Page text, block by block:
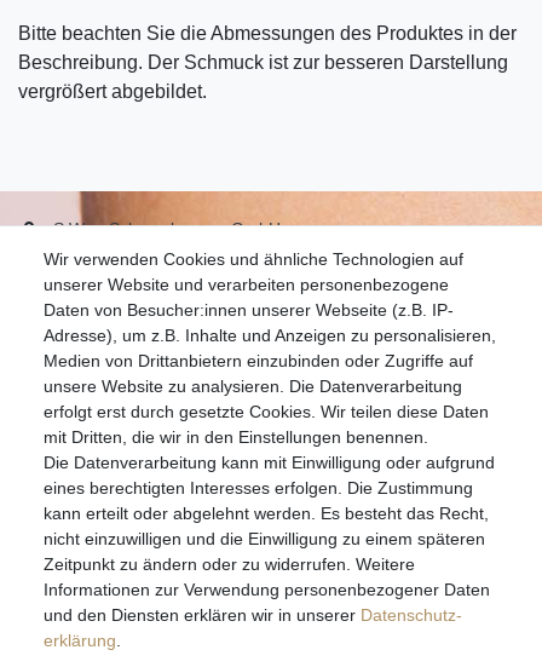
Bitte beachten Sie die Abmessungen des Produktes in der
Beschreibung. Der Schmuck ist zur besseren Darstellung
vergrößert abgebildet.
Wir verwenden Cookies und ähnliche Technologien auf
unserer Website und verarbeiten personenbezogene
Daten von Besucher:innen unserer Webseite (z.B. IP-
Adresse), um z.B. Inhalte und Anzeigen zu personalisieren,
Medien von Drittanbietern einzubinden oder Zugriffe auf
unsere Website zu analysieren. Die Datenverarbeitung
erfolgt erst durch gesetzte Cookies. Wir teilen diese Daten
mit Dritten, die wir in den Einstellungen benennen.
Die Datenverarbeitung kann mit Einwilligung oder aufgrund
eines berechtigten Interesses erfolgen. Die Zustimmung
kann erteilt oder abgelehnt werden. Es besteht das Recht,
nicht einzuwilligen und die Einwilligung zu einem späteren
Zeitpunkt zu ändern oder zu widerrufen. Weitere
Informationen zur Verwendung personenbezogener Daten
und den Diensten erklären wir in unserer Daten­schutz­
erklärung
S.W.w. Schmuckwaren GmbH
07051-9608828
info@schmuckador.de
Montag bis Freitag 8.30 – 12.00 Uhr und 13.30 bis 17.30 Uhr
Widerrufs­recht Widerrufs­formular Impressum
Daten­schutz­erklärung AGB
E-MAIL **
Hiermit bestätige ich, dass ich die